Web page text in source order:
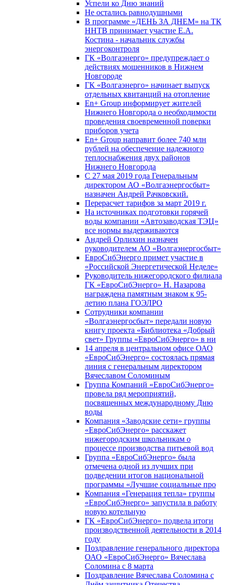
Успели ко Дню знаний
Не остались равнодушными
В программе «ДЕНЬ ЗА ДНЕМ» на ТК
ННТВ принимает участие Е.А.
Костина - начальник службы
энергоконтроля
ГК «Волгаэнерго» предупреждает о
действиях мошенников в Нижнем
Новгороде
ГК «Волгаэнерго» начинает выпуск
отдельных квитанций на отопление
En+ Group информирует жителей
Нижнего Новгорода о необходимости
проведения своевременной поверки
приборов учета
En+ Group направит более 740 млн
рублей на обеспечение надежного
теплоснабжения двух районов
Нижнего Новгорода
С 27 мая 2019 года Генеральным
директором АО «Волгаэнергосбыт»
назначен Андрей Рачковский.
Перерасчет тарифов за март 2019 г.
На источниках подготовки горячей
воды компании «Автозаводская ТЭЦ»
все нормы выдерживаются
Андрей Орлихин назначен
руководителем АО «Волгаэнергосбыт»
ЕвроСибЭнерго примет участие в
«Российской Энергетической Неделе»
Руководитель нижегородского филиала
ГК «ЕвроСибЭнерго» Н. Назарова
награждена памятным знаком к 95-
летию плана ГОЭЛРО
Сотрудники компании
«Волгаэнергосбыт» передали новую
книгу проекта «Библиотека «Добрый
свет» Группы «ЕвроСибЭнерго» в ни
14 апреля в центральном офисе ОАО
«ЕвроСибЭнерго» состоялась прямая
линия с генеральным директором
Вячеславом Соломиным
Группа Компаний «ЕвроСибЭнерго»
провела ряд мероприятий,
посвященных международному Дню
воды
Компания «Заводские сети» группы
«ЕвроСибЭнерго» расскажет
нижегородским школьникам о
процессе производства питьевой вод
Группа «ЕвроСибЭнерго» была
отмечена одной из лучших при
подведении итогов национальной
программы «Лучшие социальные про
Компания «Генерация тепла» группы
«ЕвроСибЭнерго» запустила в работу
новую котельную
ГК «ЕвроСибЭнерго» подвела итоги
производственной деятельности в 2014
году
Поздравление генерального директора
ОАО «ЕвроСибЭнерго» Вячеслава
Соломина с 8 марта
Поздравление Вячеслава Соломина с